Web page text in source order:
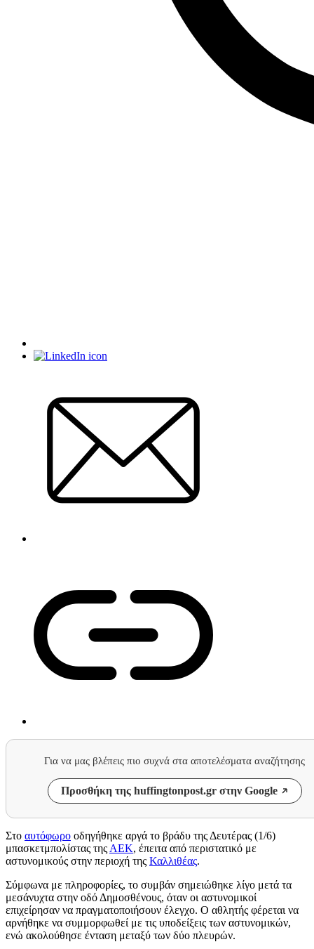
Για να μας βλέπεις πιο συχνά στα αποτελέσματα αναζήτησης
Προσθήκη της huffingtonpost.gr στην Google
Στο αυτόφωρο οδηγήθηκε αργά το βράδυ της Δευτέρας (1/6)
μπασκετμπολίστας της ΑΕΚ, έπειτα από περιστατικό με
αστυνομικούς στην περιοχή της Καλλιθέας.
Σύμφωνα με πληροφορίες, το συμβάν σημειώθηκε λίγο μετά τα
μεσάνυχτα στην οδό Δημοσθένους, όταν οι αστυνομικοί
επιχείρησαν να πραγματοποιήσουν έλεγχο. Ο αθλητής φέρεται να
αρνήθηκε να συμμορφωθεί με τις υποδείξεις των αστυνομικών,
ενώ ακολούθησε ένταση μεταξύ των δύο πλευρών.